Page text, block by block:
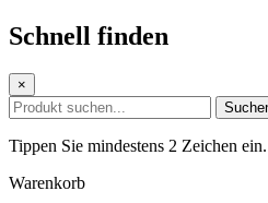
Schnell finden
×
Tippen Sie mindestens 2 Zeichen ein.
Warenkorb